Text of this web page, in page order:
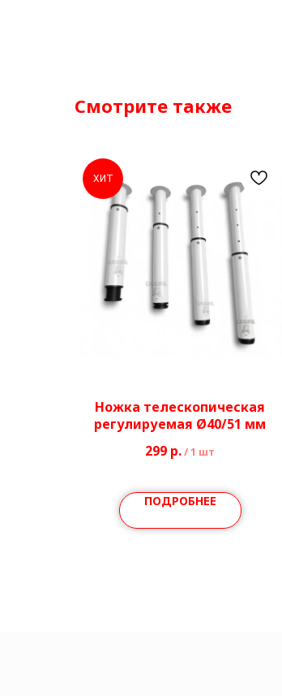
Смотрите также
ХИТ
Ножка телескопическая
регулируемая Ø40/51 мм
299 р./1 шт
ПОДРОБНЕЕ